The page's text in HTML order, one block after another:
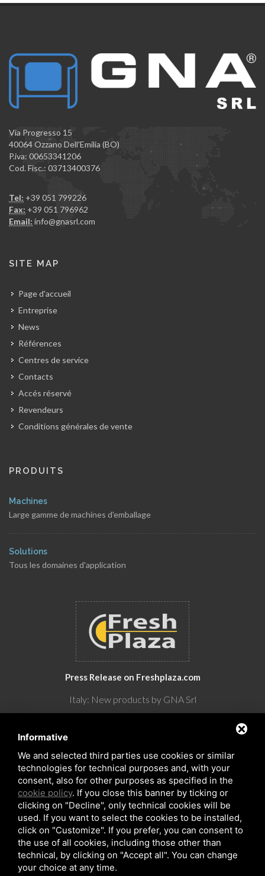
Via Progresso 15
40064 Ozzano Dell'Emilia (BO)
P.iva: 00653341206
Cod. Fisc.: 03713400376
Tel: +39 051 799226
Fax: +39 051 796962
Email: info@gnasrl.com
SITE MAP
Page d'accueil
Entreprise
News
Références
Centres de service
Contacts
Accés réservé
Revendeurs
Conditions générales de vente
PRODUITS
Machines
Large gamme de machines d'emballage
Solutions
Tous les domaines d'application
Press Release on Freshplaza.com
Italy: New products by GNA Srl
Copyrights © 2026 All Rights Reserved by GNA Srl
Sitemap / Privacy Policy/ Rna trasparenza aiuti
Informative
We and selected third parties use cookies or similar
technologies for technical purposes and, with your
consent, also for other purposes as specified in the
cookie policy. If you close this banner by ticking or
clicking on "Decline", only technical cookies will be
used. If you want to select the cookies to be installed,
click on "Customize". If you prefer, you can consent to
the use of all cookies, including those other than
technical, by clicking on "Accept all". You can change
your choice at any time.